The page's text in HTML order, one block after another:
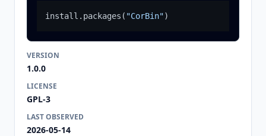
install.packages ( "CorBin")
VERSION
1.0.0
LICENSE
GPL-3
LAST OBSERVED
2026-05-14